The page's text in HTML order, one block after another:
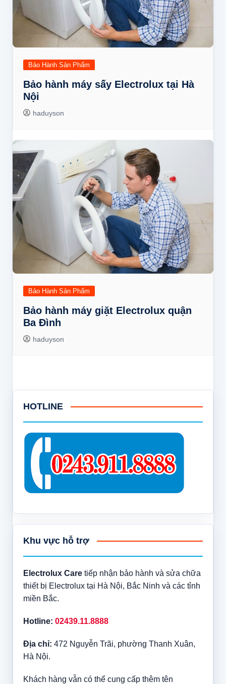
Bảo Hành Sản Phẩm
Bảo hành máy sấy Electrolux tại Hà
Nội
haduyson
Bảo Hành Sản Phẩm
Bảo hành máy giặt Electrolux quận
Ba Đình
haduyson
HOTLINE
Khu vực hỗ trợ
Electrolux Caretiếp nhận bảo hành và sửa chữa
thiết bị Electrolux tại Hà Nội, Bắc Ninh và các tỉnh
miền Bắc.
Hotline: 02439.11.8888
Địa chỉ: 472 Nguyễn Trãi, phường Thanh Xuân,
Hà Nội.
Khách hàng vẫn có thể cung cấp thêm tên